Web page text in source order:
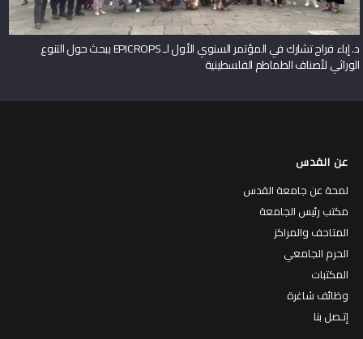
د. إباء فراح تشارك في المؤتمر السنوي الأول لـ EPICROPS ببحث حول التنوع
الوراثي لأصناف الطماطم الفلسطينية
عن القدس
لمحة عن جامعة القدس
مكتب رئيس الجامعة
المتاحف والمراكز
الحرم الجامعي
المكتبات
وظائف شاغرة
إتـصل بنا